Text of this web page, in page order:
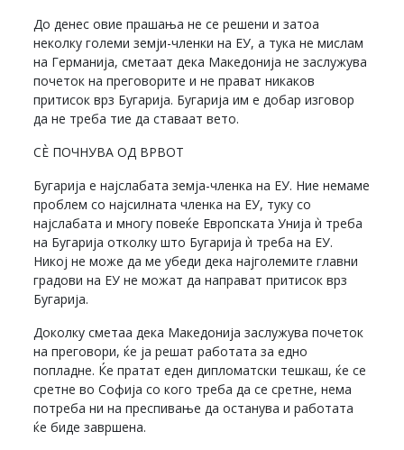
До денес овие прашања не се решени и затоа
неколку големи земји-членки на ЕУ, а тука не мислам
на Германија, сметаат дека Македонија не заслужува
почеток на преговорите и не прават никаков
притисок врз Бугарија. Бугарија им е добар изговор
да не треба тие да ставаат вето.
СЀ ПОЧНУВА ОД ВРВОТ
Бугарија е најслабата земја-членка на ЕУ. Ние немаме
проблем со најсилната членка на ЕУ, туку со
најслабата и многу повеќе Европската Унија ѝ треба
на Бугарија отколку што Бугарија ѝ треба на ЕУ.
Никој не може да ме убеди дека најголемите главни
градови на ЕУ не можат да направат притисок врз
Бугарија.
Доколку сметаа дека Македонија заслужува почеток
на преговори, ќе ја решат работата за едно
попладне. Ќе пратат еден дипломатски тешкаш, ќе се
сретне во Софија со кого треба да се сретне, нема
потреба ни на преспивање да останува и работата
ќе биде завршена.